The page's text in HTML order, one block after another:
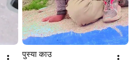
पुस्या काउ